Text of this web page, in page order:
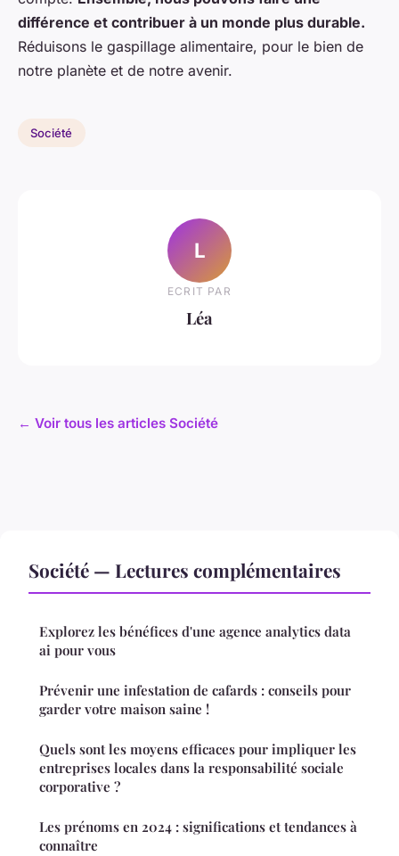
différence et contribuer à un monde plus durable.
Réduisons le gaspillage alimentaire, pour le bien de
notre planète et de notre avenir.
Société
L
ECRIT PAR
Léa
← Voir tous les articles Société
Société — Lectures complémentaires
Explorez les bénéfices d'une agence analytics data
ai pour vous
Prévenir une infestation de cafards : conseils pour
garder votre maison saine !
Quels sont les moyens efficaces pour impliquer les
entreprises locales dans la responsabilité sociale
corporative ?
Les prénoms en 2024 : significations et tendances à
connaître